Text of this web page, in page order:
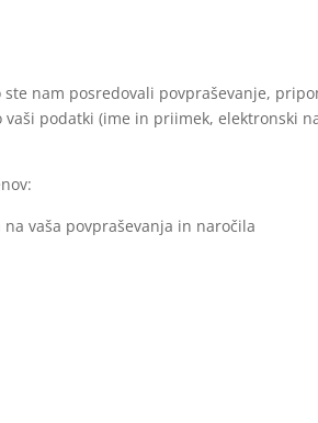
nam posredovali povpraševanje,
podatki (ime in priimek, elektronski
vaša povpraševanja in naročila